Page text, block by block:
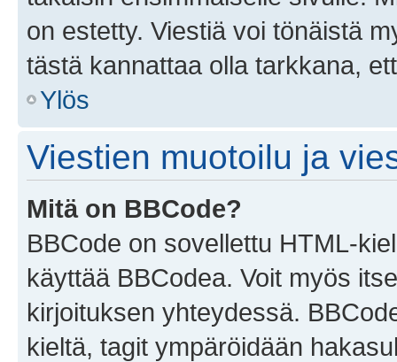
on estetty. Viestiä voi tönäistä
tästä kannattaa olla tarkkana,
Ylös
Viestien muotoilu ja
Mitä on BBCode?
BBCode on sovellettu HTML-
käyttää BBCodea. Voit myös
kirjoituksen yhteydessä.
kieltä, tagit ympäröidään